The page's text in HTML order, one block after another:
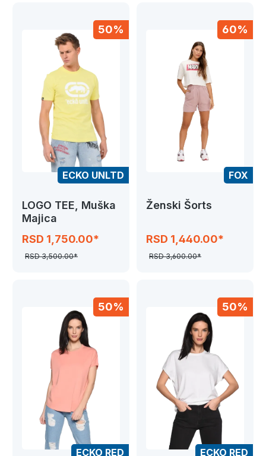
50%
ECKO UNLTD
LOGO TEE, Muška
Majica
RSD 1,750.00*
RSD 3,500.00*
60%
FOX
Ženski Šorts
RSD 1,440.00*
RSD 3,600.00*
50%
ECKO RED
50%
ECKO RED